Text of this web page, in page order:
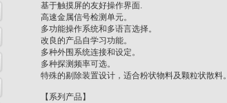
基于触摸屏的友好操作界面.
高速金属信号检测单元。
多功能操作系统和多语言选择。
改良的产品自学习功能。
多种外围系统连接和设定。
多种探测频率可选。
特殊的剔除装置设计，适合粉状物料及颗粒状散料。
【系列产品】